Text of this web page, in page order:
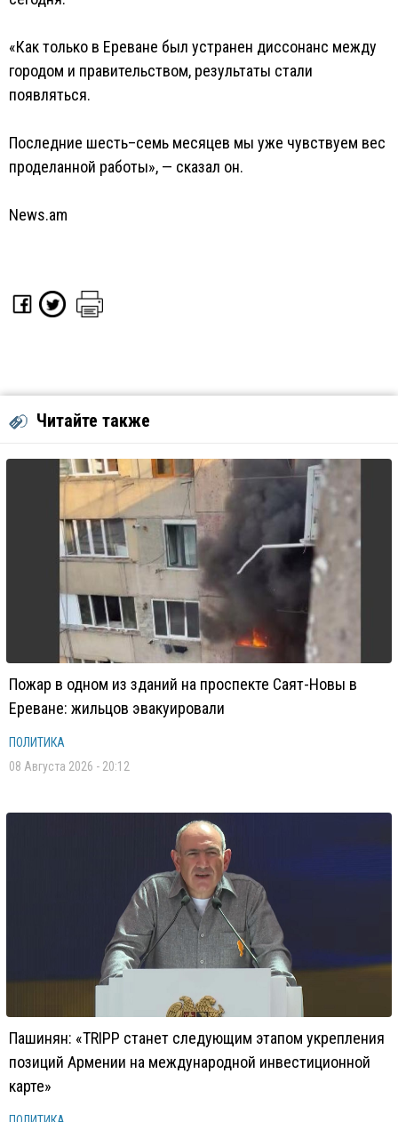
«Как только в Ереване был устранен диссонанс между
городом и правительством, результаты стали
появляться.
Последние шесть–семь месяцев мы уже чувствуем вес
проделанной работы», — сказал он.
News.am
Читайте также
Пожар в одном из зданий на проспекте Саят-Новы в
Ереване: жильцов эвакуировали
ПОЛИТИКА
08 Августа 2026 - 20:12
Пашинян: «TRIPP станет следующим этапом укрепления
позиций Армении на международной инвестиционной
карте»